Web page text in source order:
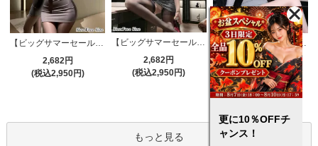
2,682円
(税込2,950円)
【ビッグサマーセール対象品】セクシーコスプレ(SEXYCOSPLAY) 4191
2,682円
(税込2,950円)
【ビッグサマーセール対象品】セクシーコスプレ(SEXYCOSPLAY) 4173
3,132円
(税込3,445円)
もっと見る
更に10％OFFチ
ャンス！